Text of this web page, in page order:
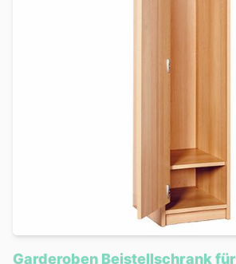
Garderoben Beistellschrank